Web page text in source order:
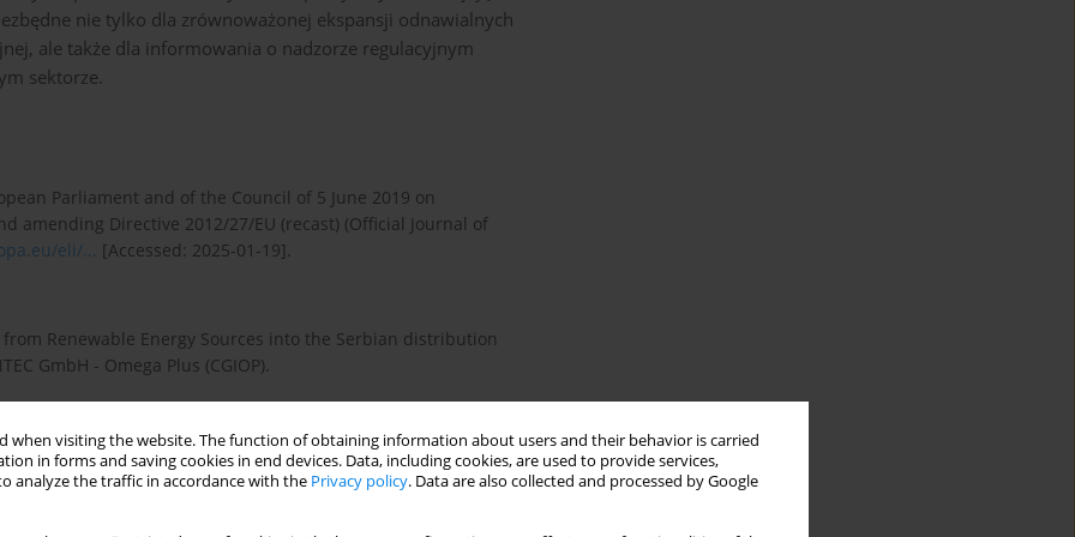
when visiting the website. The function of obtaining information about users and their behavior is carried
in forms and saving cookies in end devices. Data, including cookies, are used to provide services,
analyze the traffic in accordance with the Privacy policy. Data are also collected and processed by Google
nie tylko dla zrównoważonej ekspansji odnawialnych
ale także dla informowania o nadzorze regulacyjnym
sektorze.
Parliament and of the Council of 5 June 2019 on
Directive 2012/27/EU (recast) (Official Journal of
eli/... [Accessed: 2025-01-19].
Renewable Energy Sources into the Serbian distribution
GmbH - Omega Plus (CGIOP).
on Electricity Distribution in Serbia with regional
(CIRED Serbia), 17 pp. [Online]